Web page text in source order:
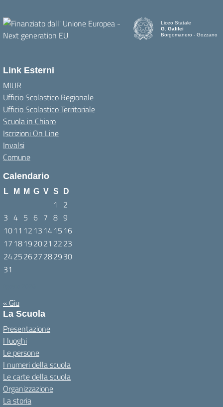
Liceo Statale
G. Galilei
Borgomanero - Gozzano
Link Esterni
MIUR
Ufficio Scolastico Regionale
Ufficio Scolastico Territoriale
Scuola in Chiaro
Iscrizioni On Line
Invalsi
Comune
Calendario
L M M G V S D
1
2
3 4 5 6 7 8 9
1011 12 13 1415 16
17 18192021 2223
24252627282930
31
« Giu
La Scuola
Presentazione
I luoghi
Le persone
I numeri della scuola
Le carte della scuola
Organizzazione
La storia